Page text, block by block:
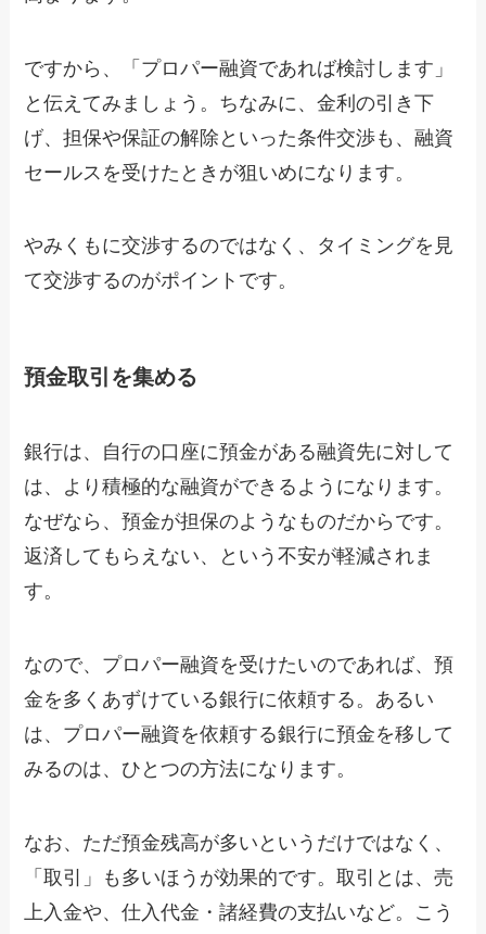
ですから、「プロパー融資であれば検討します」
と伝えてみましょう。ちなみに、金利の引き下
げ、担保や保証の解除といった条件交渉も、融資
セールスを受けたときが狙いめになります。
やみくもに交渉するのではなく、タイミングを見
て交渉するのがポイントです。
預金取引を集める
銀行は、自行の口座に預金がある融資先に対して
は、より積極的な融資ができるようになります。
なぜなら、預金が担保のようなものだからです。
返済してもらえない、という不安が軽減されま
す。
なので、プロパー融資を受けたいのであれば、預
金を多くあずけている銀行に依頼する。あるい
は、プロパー融資を依頼する銀行に預金を移して
みるのは、ひとつの方法になります。
なお、ただ預金残高が多いというだけではなく、
「取引」も多いほうが効果的です。取引とは、売
上入金や、仕入代金・諸経費の支払いなど。こう